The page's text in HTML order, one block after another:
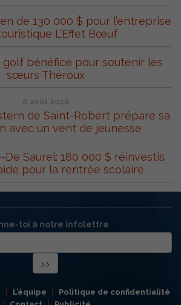
de 130 000 $ pour l’entreprise
L’Effet Bœuf
golf bénéfice pour soutenir les
sœurs Théroux
6 août 2026
de Saint-Robert prépare sa
avec un vent de jeunesse
De Saurel: 180 000 $ réinvestis
pour la rentrée scolaire
toi à notre infolettre
L’équipe
Politique de confidentialité